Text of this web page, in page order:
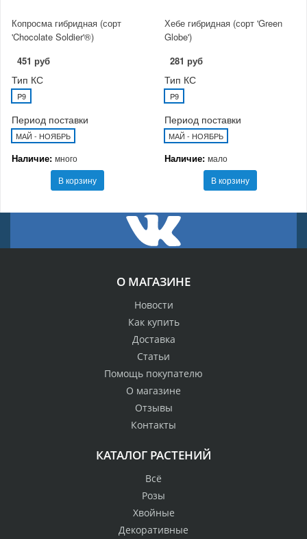
Копросма гибридная (сорт
'Chocolate Soldier'®)
451 руб
Тип КС
P9
Период поставки
МАЙ - НОЯБРЬ
Наличие: много
В корзину
Хебе гибридная (сорт 'Green
Globe')
281 руб
Тип КС
P9
Период поставки
МАЙ - НОЯБРЬ
Наличие: мало
В корзину
О МАГАЗИНЕ
Новости
Как купить
Доставка
Статьи
Помощь покупателю
О магазине
Отзывы
Контакты
КАТАЛОГ РАСТЕНИЙ
Всё
Розы
Хвойные
Декоративные